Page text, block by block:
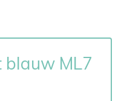
blauw ML7